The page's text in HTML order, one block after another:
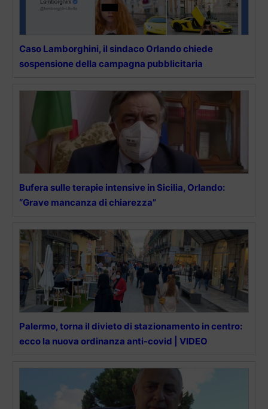
Caso Lamborghini, il sindaco Orlando chiede
sospensione della campagna pubblicitaria
Bufera sulle terapie intensive in Sicilia, Orlando:
“Grave mancanza di chiarezza”
Palermo, torna il divieto di stazionamento in centro:
ecco la nuova ordinanza anti-covid | VIDEO